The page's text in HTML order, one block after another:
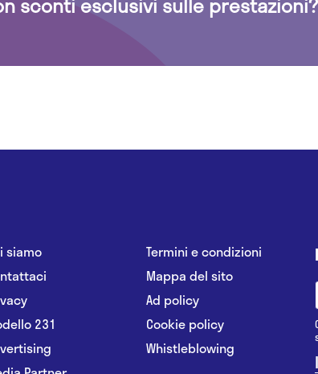
siamo
231
Termini e condizioni
Mappa del sito
Ad policy
Cookie policy
Whistleblowing